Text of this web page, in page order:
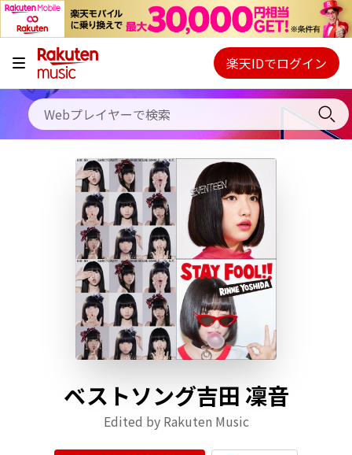
キャンペーン
料金プラン
使い方
初回30日間無料お試し
Webプレイヤー
ご契約内容の確認・変更
楽天IDでログイン
ベストソング吉田 凜音
Edited by Rakuten Music